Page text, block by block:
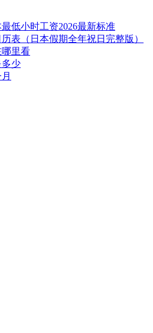
低小时工资2026最新标准
表（日本假期全年祝日完整版）
哪里看
多少